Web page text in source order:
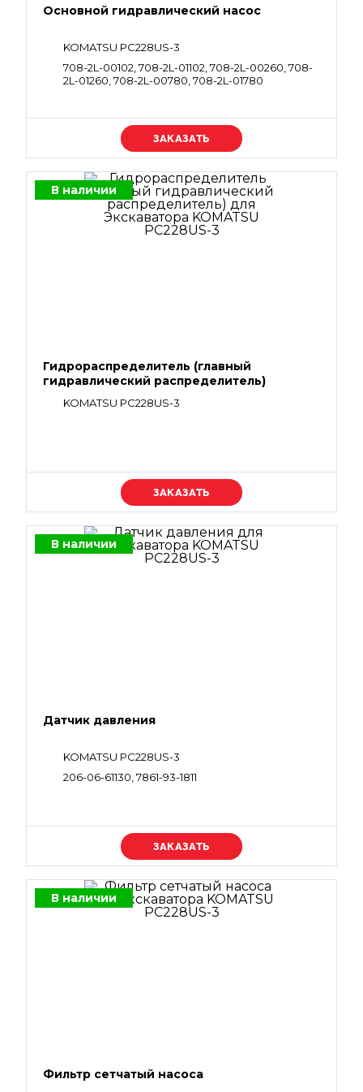
Основной гидравлический насос
KOMATSU PC228US-3
708-2L-00102, 708-2L-01102, 708-2L-00260, 708-
2L-01260, 708-2L-00780, 708-2L-01780
Уточняйте цену
В наличии
Гидрораспределитель (главный
гидравлический распределитель)
KOMATSU PC228US-3
Уточняйте цену
В наличии
Датчик давления
KOMATSU PC228US-3
206-06-61130, 7861-93-1811
Уточняйте цену
В наличии
Фильтр сетчатый насоса